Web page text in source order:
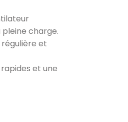
charge.
et
et une